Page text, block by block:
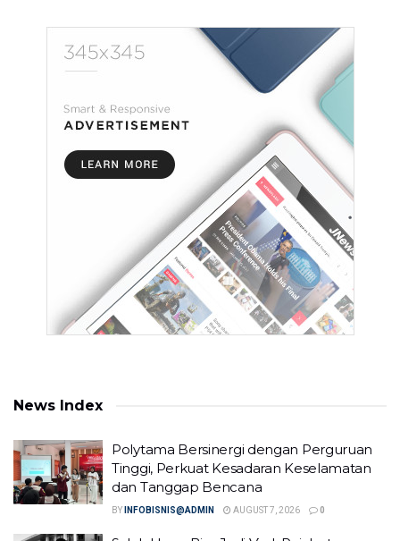
News Index
Polytama Bersinergi dengan Perguruan
Tinggi, Perkuat Kesadaran Keselamatan
dan Tanggap Bencana
BY INFOBISNIS@ADMIN AUGUST 7, 2026 0